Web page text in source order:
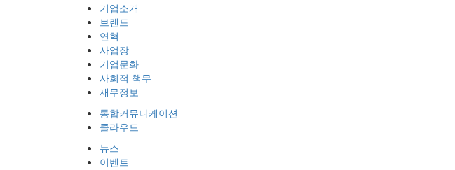
기업소개
브랜드
연혁
사업장
기업문화
사회적 책무
재무정보
통합커뮤니케이션
클라우드
뉴스
이벤트